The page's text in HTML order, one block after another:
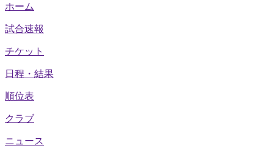
ホーム
試合速報
チケット
日程・結果
順位表
クラブ
ニュース